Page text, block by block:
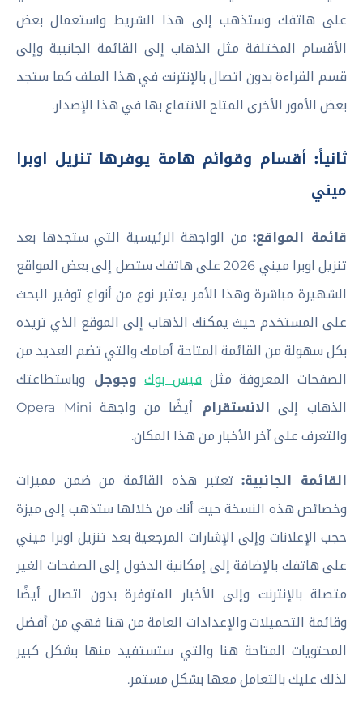
على هاتفك وستذهب إلى هذا الشريط واستعمال بعض
الأقسام المختلفة مثل الذهاب إلى القائمة الجانبية وإلى
قسم القراءة بدون اتصال بالإنترنت في هذا الملف كما ستجد
بعض الأمور الأخرى المتاح الانتفاع بها في هذا الإصدار.
ثانياً: أقسام وقوائم هامة يوفرها تنزيل اوبرا
ميني
قائمة المواقع:من الواجهة الرئيسية التي ستجدها بعد
تنزيل اوبرا ميني 2026 على هاتفك ستصل إلى بعض المواقع
الشهيرة مباشرة وهذا الأمر يعتبر نوع من أنواع توفير البحث
على المستخدم حيث يمكنك الذهاب إلى الموقع الذي تريده
بكل سهولة من القائمة المتاحة أمامك والتي تضم العديد من
الصفحات المعروفة مثل فيس بوك وجوجل وباستطاعتك
الذهاب إلى الانستقرام
أيضًا من واجهة Opera Mini
والتعرف على آخر الأخبار من هذا المكان.
القائمة الجانبية: تعتبر هذه القائمة من ضمن مميزات
وخصائص هذه النسخة حيث أنك من خلالها ستذهب إلى ميزة
حجب الإعلانات وإلى الإشارات المرجعية بعد تنزيل اوبرا ميني
على هاتفك بالإضافة إلى إمكانية الدخول إلى الصفحات الغير
متصلة بالإنترنت وإلى الأخبار المتوفرة بدون اتصال أيضًا
وقائمة التحميلات والإعدادات العامة من هنا فهي من أفضل
المحتويات المتاحة هنا والتي ستستفيد منها بشكل كبير
لذلك عليك بالتعامل معها بشكل مستمر.